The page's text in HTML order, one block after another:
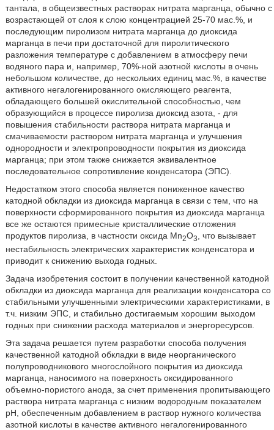
тантала, в общеизвестных растворах нитрата марганца, обычно с
возрастающей от слоя к слою концентрацией 25-70 мас.%, и
последующим пиролизом нитрата марганца до диоксида
марганца в печи при достаточной для пиролитического
разложения температуре с добавлением в атмосферу печи
водяного пара и, например, 70%-ной азотной кислоты в очень
небольшом количестве, до нескольких единиц мас.%, в качестве
активного негалогенированного окисляющего реагента,
обладающего большей окислительной способностью, чем
образующийся в процессе пиролиза диоксид азота, - для
повышения стабильности раствора нитрата марганца и
смачиваемости раствором нитрата марганца и улучшения
однородности и электропроводности покрытия из диоксида
марганца; при этом также снижается эквивалентное
последовательное сопротивление конденсатора (ЭПС).
Недостатком этого способа является пониженное качество
катодной обкладки из диоксида марганца в связи с тем, что на
поверхности сформированного покрытия из диоксида марганца
все же остаются примесные кристаллические отложения
продуктов пиролиза, в частности оксида Mn2O3
, что вызывает
нестабильность электрических характеристик конденсатора и
приводит к снижению выхода годных.
Задача изобретения состоит в получении качественной катодной
обкладки из диоксида марганца для реализации конденсатора со
стабильными улучшенными электрическими характеристиками, в
т.ч. низким ЭПС, и стабильно достигаемым хорошим выходом
годных при снижении расхода материалов и энергоресурсов.
Эта задача решается путем разработки способа получения
качественной катодной обкладки в виде неорганического
полупроводникового многослойного покрытия из диоксида
марганца, наносимого на поверхность оксидированного
объемно-пористого анода, за счет применения пропитывающего
раствора нитрата марганца с низким водородным показателем
рН, обеспеченным добавлением в раствор нужного количества
азотной кислоты в качестве активного негалогенированного